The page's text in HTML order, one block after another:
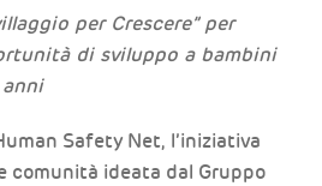
per Crescere” per
di sviluppo a bambini
Safety Net, l’iniziativa
comunità ideata dal Gruppo